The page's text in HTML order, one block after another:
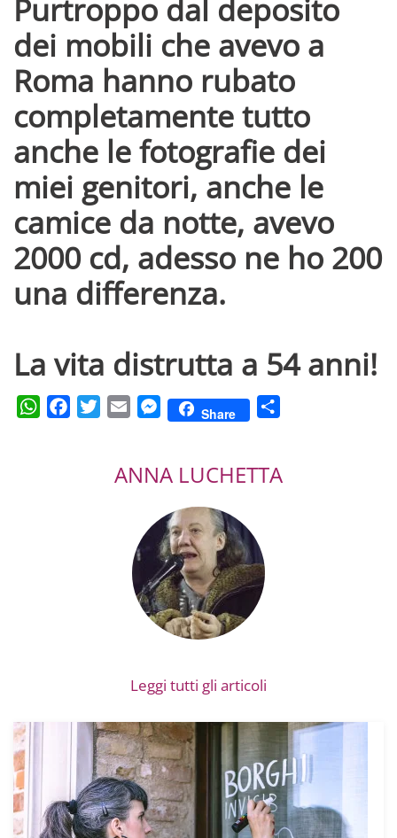
Purtroppo dal deposito
dei mobili che avevo a
Roma hanno rubato
completamente tutto
anche le fotografie dei
miei genitori, anche le
camice da notte, avevo
2000 cd, adesso ne ho 200
una differenza.
La vita distrutta a 54 anni!
WhatsAppFacebookTwitterEmail Messenger
Share
ANNA LUCHETTA
Leggi tutti gli articoli